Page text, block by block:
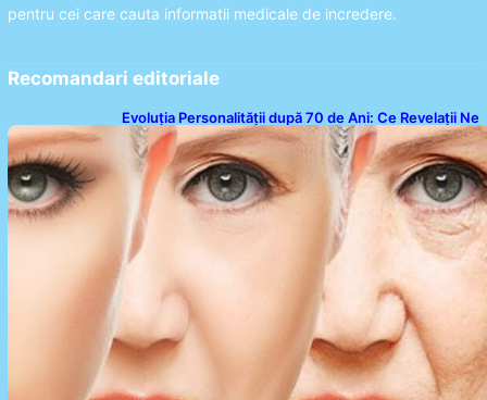
pentru cei care cauta informatii medicale de incredere.
Recomandari editoriale
Evoluția Personalității după 70 de Ani: Ce Revelații Ne
Oferă Studiile Psihologice